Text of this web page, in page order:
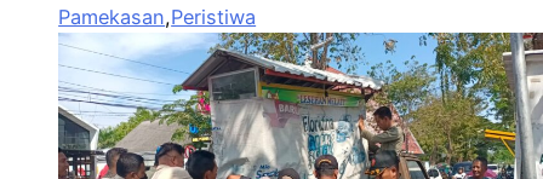
Pamekasan,Peristiwa